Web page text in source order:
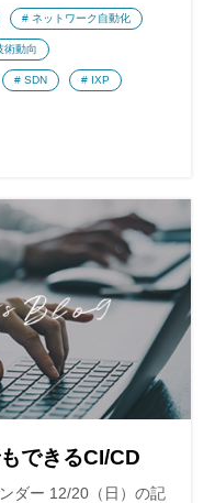
ネットワーク自動化
術動向
SDN IXP
できるCI/CD
ダー 12/20（日）の記